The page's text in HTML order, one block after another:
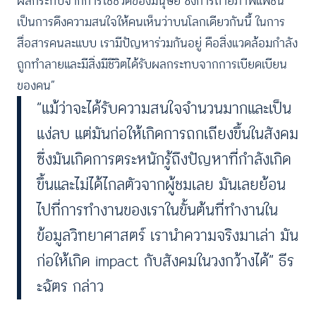
เป็นการดึงความสนใจให้คนเห็นว่าบนโลกเดียวกันนี้ ในการ
สื่อสารคนละแบบ เรามีปัญหาร่วมกันอยู่ คือสิ่งแวดล้อมกำลัง
ถูกทำลายและมีสิ่งมีชีวิตได้รับผลกระทบจากการเบียดเบียน
ของคน”
“แม้ว่าจะได้รับความสนใจจำนวนมากและเป็น
แง่ลบ แต่มันก่อให้เกิดการถกเถียงขึ้นในสังคม
ซึ่งมันเกิดการตระหนักรู้ถึงปัญหาที่กำลังเกิด
ขึ้นและไม่ได้ไกลตัวจากผู้ชมเลย มันเลยย้อน
ไปที่การทำงานของเราในขั้นต้นที่ทำงานใน
ข้อมูลวิทยาศาสตร์ เรานำความจริงมาเล่า มัน
ก่อให้เกิด impact กับสังคมในวงกว้างได้” ธีร
ะฉัตร กล่าว